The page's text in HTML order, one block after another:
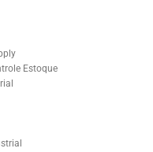
Estoque